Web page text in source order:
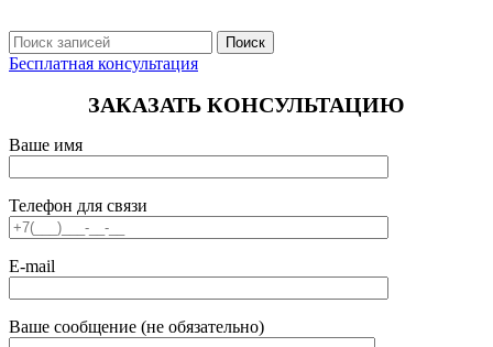
Поиск
Бесплатная консультация
ЗАКАЗАТЬ КОНСУЛЬТАЦИЮ
Ваше имя
Телефон для связи
E-mail
Ваше сообщение (не обязательно)